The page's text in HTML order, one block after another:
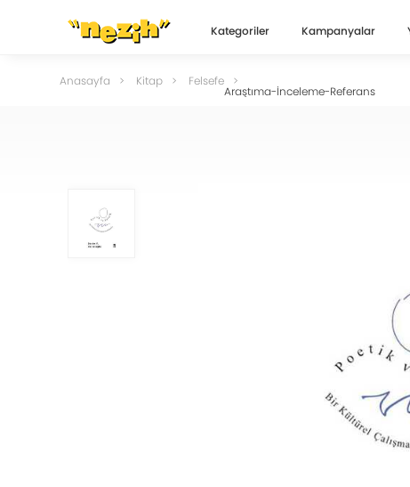
Kategoriler Kampanyalar
Anasayfa Kitap Felsefe
Araştıma-İnceleme-Referans